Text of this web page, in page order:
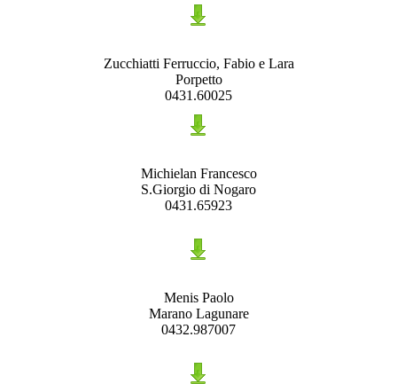
Zucchiatti Ferruccio, Fabio e Lara
Porpetto
0431.60025
Michielan Francesco
S.Giorgio di Nogaro
0431.65923
Menis Paolo
Marano Lagunare
0432.987007